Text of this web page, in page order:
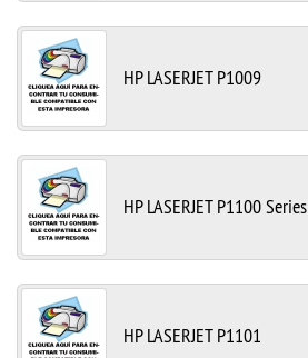
HP LASERJET P1009
HP LASERJET P1100 Series
HP LASERJET P1101